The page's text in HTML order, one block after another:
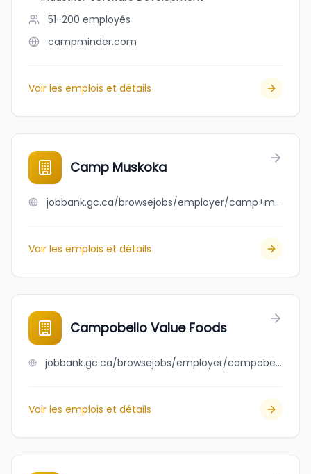
51-200 employés
campminder.com
Voir les emplois et détails
Camp Muskoka
jobbank.gc.ca/browsejobs/employer/camp+muskoka/ca
Voir les emplois et détails
Campobello Value Foods
jobbank.gc.ca/browsejobs/employer/campobello+value+foods/ca
Voir les emplois et détails